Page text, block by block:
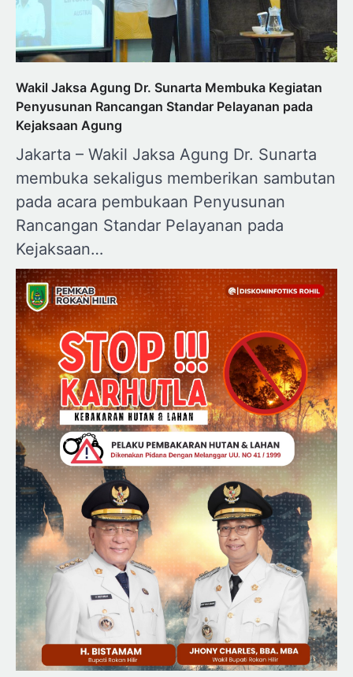
Wakil Jaksa Agung Dr. Sunarta Membuka Kegiatan
Penyusunan Rancangan Standar Pelayanan pada
Kejaksaan Agung
Jakarta – Wakil Jaksa Agung Dr. Sunarta
membuka sekaligus memberikan sambutan
pada acara pembukaan Penyusunan
Rancangan Standar Pelayanan pada
Kejaksaan…